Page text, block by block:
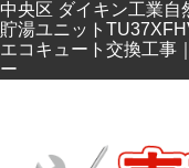
中央区 ダイキン工業
貯湯ユニット
エコキュート交換工事
ー